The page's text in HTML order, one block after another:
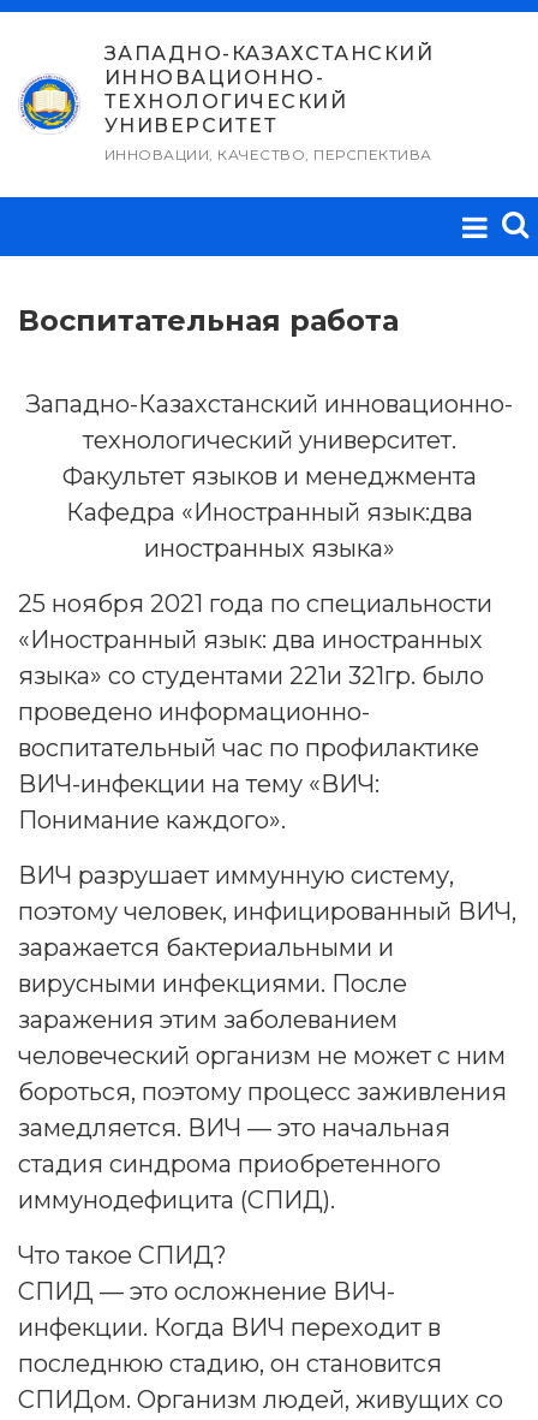
Перейти
содержимому
ЗАПАДНО-КАЗАХСТАНСКИЙ
ИННОВАЦИОННО-
ТЕХНОЛОГИЧЕСКИЙ
УНИВЕРСИТЕТ
ИННОВАЦИИ, КАЧЕСТВО, ПЕРСПЕКТИВА
Воспитательная работа
Западно-Казахстанский инновационно-
технологический университет.
Факультет языков и менеджмента
Кафедра «Иностранный язык:два
иностранных языка»
25 ноября 2021 года по специальности
«Иностранный язык: два иностранных
языка» со студентами 221и 321гр. было
проведено информационно-
воспитательный час по профилактике
ВИЧ-инфекции на тему «ВИЧ:
Понимание каждого».
ВИЧ разрушает иммунную систему,
поэтому человек, инфицированный ВИЧ,
заражается бактериальными и
вирусными инфекциями. После
заражения этим заболеванием
человеческий организм не может с ним
бороться, поэтому процесс заживления
замедляется. ВИЧ — это начальная
стадия синдрома приобретенного
иммунодефицита (СПИД).
Что такое СПИД?
СПИД — это осложнение ВИЧ-
инфекции. Когда ВИЧ переходит в
последнюю стадию, он становится
СПИДом. Организм людей, живущих со